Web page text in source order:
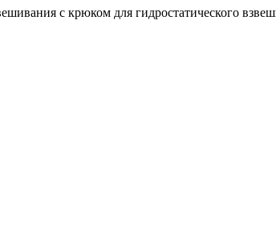
с крюком для гидростатического